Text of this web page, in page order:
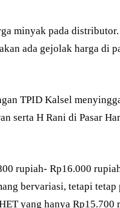
minyak pada
ada gejolak harga di
TPID Kalsel
serta H Rani di Pasar
rupiah- Rp16.000
bervariasi, tetapi tetap
yang hanya Rp15.700